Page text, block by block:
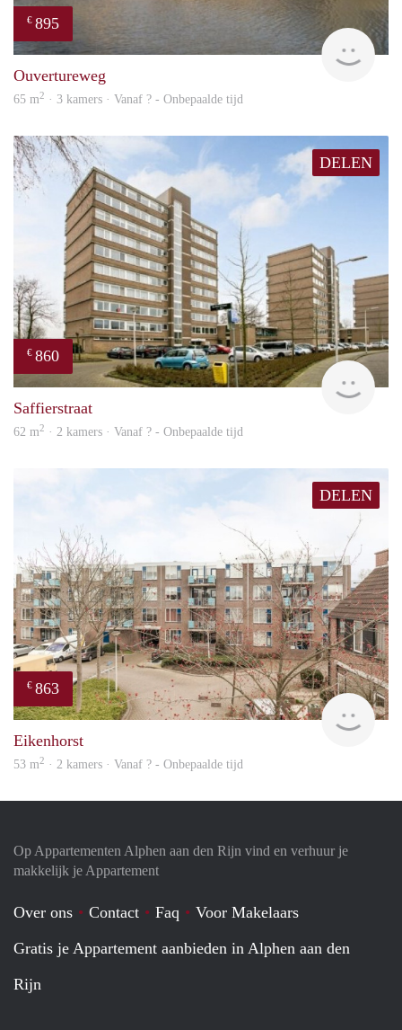
€ 895
Ouvertureweg
65 m2 · 3 kamers · Vanaf ? - Onbepaalde tijd
DELEN
€ 860
Saffierstraat
62 m2 · 2 kamers · Vanaf ? - Onbepaalde tijd
DELEN
€ 863
Eikenhorst
53 m2 · 2 kamers · Vanaf ? - Onbepaalde tijd
Op Appartementen Alphen aan den Rijn vind en verhuur je
makkelijk je Appartement
Over ons Contact Faq
Voor Makelaars
Gratis je Appartement aanbieden in Alphen aan den
Rijn